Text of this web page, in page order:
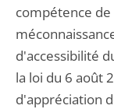
compétence
d'accessibilité
la loi du 6 août
d'appréciation